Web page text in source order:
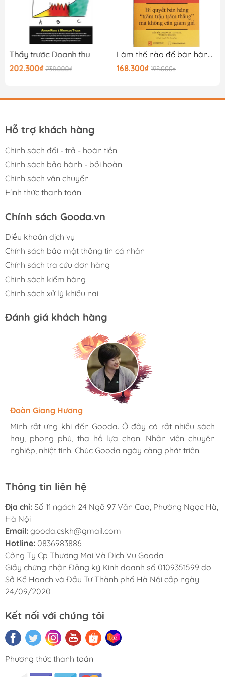
Thấy trước Doanh thu
202.300₫ 238.000₫
Làm thế nào để bán hàng với lợi nhuận cao hơn đối thủ
168.300₫ 198.000₫
Hỗ trợ khách hàng
Chính sách đổi - trả - hoàn tiền
Chính sách bảo hành - bồi hoàn
Chính sách vận chuyển
Hình thức thanh toán
Chính sách Gooda.vn
Điều khoản dịch vụ
Chính sách bảo mật thông tin cá nhân
Chính sách tra cứu đơn hàng
Chính sách kiểm hàng
Chính sách xử lý khiếu nại
Đánh giá khách hàng
Hương Suri
Mình rất ưng khi đến Gooda. Ở đây có rất nhiều sách
hay, phong phú, tha hồ lựa chọn. Nhân viên chuyên
nghiệp, nhiệt tình. Chúc Gooda ngày càng phát triển.
Đoàn Giang Hương
Mình rất ưng khi đến Gooda. Ở đây có rất nhiều sách
hay, phong phú, tha hồ lựa chọn. Nhân viên chuyên
nghiệp, nhiệt tình. Chúc Gooda ngày càng phát triển.
Ngọc Anh
Mình rất ưng khi đến Gooda. Ở đây có rất nhiều sách
hay, phong phú, tha hồ lựa chọn. Nhân viên chuyên
nghiệp, nhiệt tình. Chúc Gooda ngày càng phát triển.
Thông tin liên hệ
Địa chỉ: Số 11 ngách 24 Ngõ 97 Văn Cao, Phường Ngọc Hà,
Hà Nội
Email: gooda.cskh@gmail.com
Hotline: 0836983886
Công Ty Cp Thương Mại Và Dịch Vụ Gooda
Giấy chứng nhận Đăng ký Kinh doanh số 0109351599 do
Sở Kế Hoạch và Đầu Tư Thành phố Hà Nội cấp ngày
24/09/2020
Kết nối với chúng tôi
Phương thức thanh toán